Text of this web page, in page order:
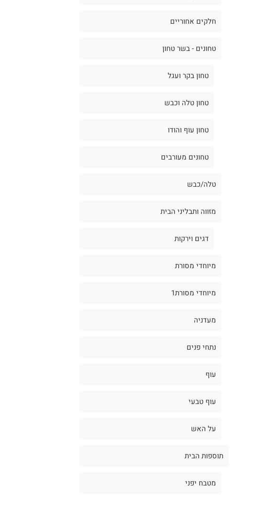
חלקים אחוריים
טחונים - בשר טחון
טחון בקר ועגל
טחון טלה וכבש
טחון עוף והודו
טחונים מעורבים
טלה/כבש
מזווה ותבליני הבית
דגים וירקות
מיוחדי מסורת
מיוחדי מסורת1
מעדניה
נתחי פנים
עוף
עוף טבעי
על האש
תוספות הבית
מטבח יפני